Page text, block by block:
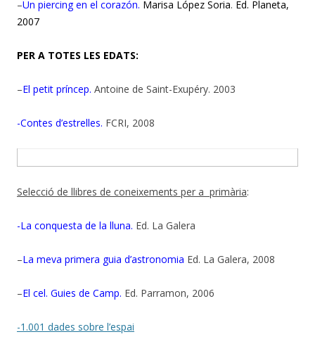
–Un piercing en el corazón. Marisa López Soria. Ed. Planeta,
2007
PER A TOTES LES EDATS:
–El petit príncep. Antoine de Saint-Exupéry. 2003
-Contes d’estrelles. FCRI, 2008
Selecció de llibres de coneixements per a primària:
-La conquesta de la lluna. Ed. La Galera
–La meva primera guia d’astronomia Ed. La Galera, 2008
–El cel. Guies de Camp. Ed. Parramon, 2006
-1.001 dades sobre l’espai